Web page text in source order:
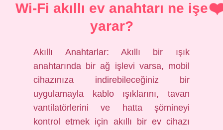
Wi-Fi akıllı ev anahtarı ne işe
yarar?
Akıllı Anahtarlar: Akıllı bir ışık
anahtarında bir ağ işlevi varsa, mobil
cihazınıza indirebileceğiniz bir
uygulamayla kablo ışıklarını, tavan
vantilatörlerini ve hatta şömineyi
kontrol etmek için akıllı bir ev cihazı